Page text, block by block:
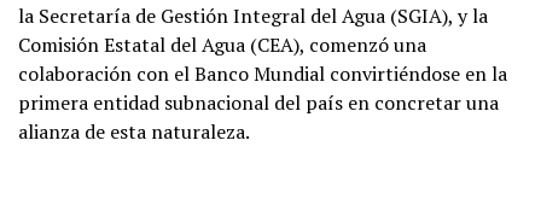
la Secretaría de Gestión Integral del Agua (SGIA), y la
Comisión Estatal del Agua (CEA), comenzó una
colaboración con el Banco Mundial convirtiéndose en la
primera entidad subnacional del país en concretar una
alianza de esta naturaleza.